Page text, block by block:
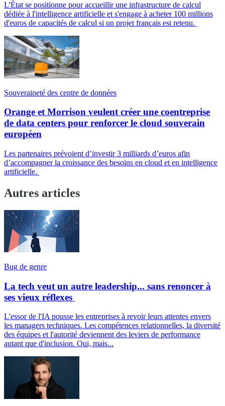
L'État se positionne pour accueillir une infrastructure de calcul
dédiée à l'intelligence artificielle et s'engage à acheter 100 millions
d'euros de capacités de calcul si un projet français est retenu.
Souveraineté des centre de données
Orange et Morrison veulent créer une coentreprise
de data centers pour renforcer le cloud souverain
européen
Les partenaires prévoient d’investir 3 milliards d’euros afin
d’accompagner la croissance des besoins en cloud et en intelligence
artificielle.
Autres articles
Bug de genre
La tech veut un autre leadership... sans renoncer à
ses vieux réflexes
L'essor de l'IA pousse les entreprises à revoir leurs attentes envers
les managers techniques. Les compétences relationnelles, la diversité
des équipes et l'autorité deviennent des leviers de performance
autant que d'inclusion. Oui, mais...